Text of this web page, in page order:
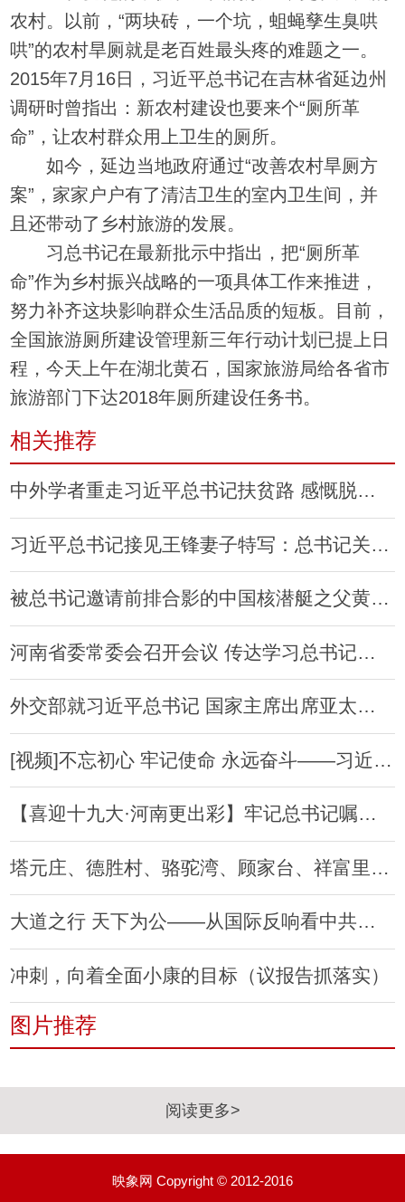
农村。以前，“两块砖，一个坑，蛆蝇孳生臭哄
哄”的农村旱厕就是老百姓最头疼的难题之一。
2015年7月16日，习近平总书记在吉林省延边州
调研时曾指出：新农村建设也要来个“厕所革
命”，让农村群众用上卫生的厕所。
如今，延边当地政府通过“改善农村旱厕方
案”，家家户户有了清洁卫生的室内卫生间，并
且还带动了乡村旅游的发展。
习总书记在最新批示中指出，把“厕所革
命”作为乡村振兴战略的一项具体工作来推进，
努力补齐这块影响群众生活品质的短板。目前，
全国旅游厕所建设管理新三年行动计划已提上日
程，今天上午在湖北黄石，国家旅游局给各省市
旅游部门下达2018年厕所建设任务书。
相关推荐
中外学者重走习近平总书记扶贫路 感慨脱贫致富新变化
习近平总书记接见王锋妻子特写：总书记关怀暖人心
被总书记邀请前排合影的中国核潜艇之父黄旭华：喜欢隐姓埋名每天上班
河南省委常委会召开会议 传达学习总书记重要讲话精神
外交部就习近平总书记 国家主席出席亚太经合组织第二十五次领导人非正式会议并对越南 老挝进行国事访问举行中外媒体吹风会
[视频]不忘初心 牢记使命 永远奋斗——习近平带领中央政治局常委瞻仰中共一大会址引发热烈反响
【喜迎十九大·河南更出彩】牢记总书记嘱托，争做河南好青年
塔元庄、德胜村、骆驼湾、顾家台、祥富里……这里的百姓有话要对总书记说
大道之行 天下为公——从国际反响看中共十九大的世界意义
冲刺，向着全面小康的目标（议报告抓落实）
图片推荐
阅读更多>
映象网 Copyright © 2012-2016